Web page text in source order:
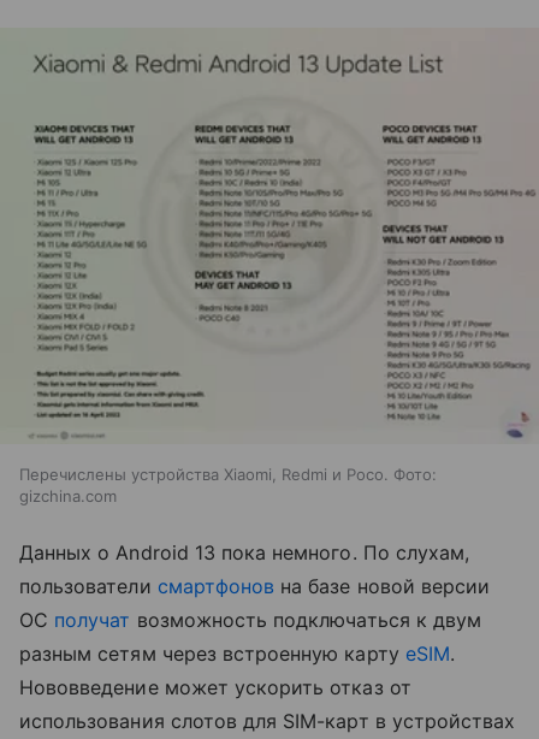
Перечислены устройства Xiaomi, Redmi и Poco. Фото:
gizchina.com
Данных о Android 13 пока немного. По слухам,
пользователи смартфонов на базе новой версии
ОС получат возможность подключаться к двум
разным сетям через встроенную карту eSIM.
Нововведение может ускорить отказ от
использования слотов для SIM-карт в устройствах